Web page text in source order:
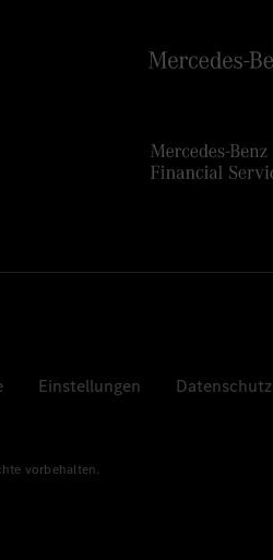
Einstellungen Datenschutz
vorbehalten.